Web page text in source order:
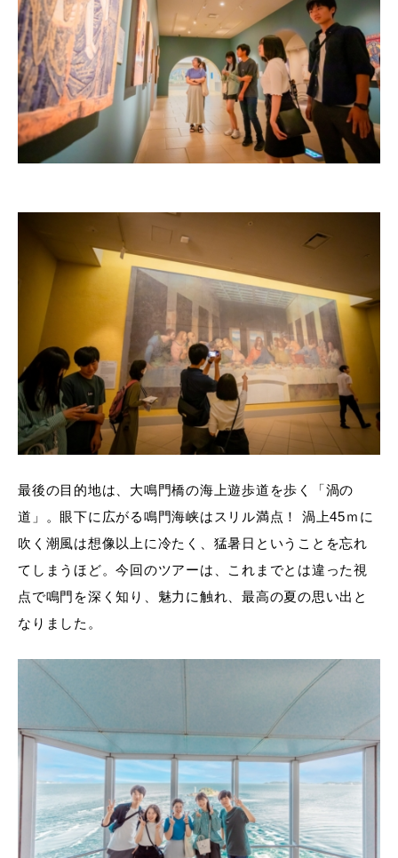
最後の目的地は、大鳴門橋の海上遊歩道を歩く「渦の
道」。眼下に広がる鳴門海峡はスリル満点！ 渦上45ｍに
吹く潮風は想像以上に冷たく、猛暑日ということを忘れ
てしまうほど。今回のツアーは、これまでとは違った視
点で鳴門を深く知り、魅力に触れ、最高の夏の思い出と
なりました。